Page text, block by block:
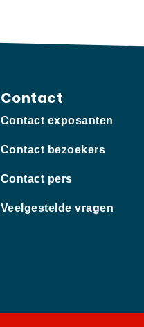
Contact
Contact exposanten
Contact bezoekers
Contact pers
Veelgestelde vragen